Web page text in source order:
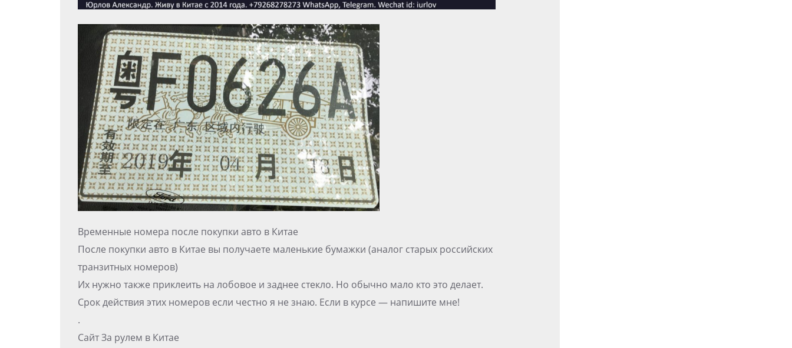
Временные номера после покупки авто в Китае
После покупки авто в Китае вы получаете маленькие бумажки (аналог старых российских
транзитных номеров)
Их нужно также приклеить на лобовое и заднее стекло. Но обычно мало кто это делает.
Срок действия этих номеров если честно я не знаю. Если в курсе — напишите мне!
.
Сайт За рулем в Китае